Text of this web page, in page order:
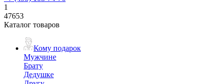
1
47653
Каталог товаров
Кому подарок
Мужчине
Брату
Дедушке